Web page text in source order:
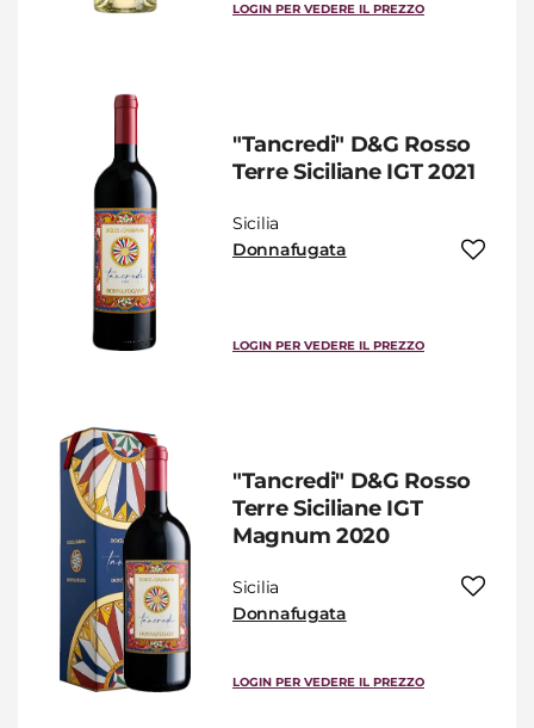
LOGIN PER VEDERE IL PREZZO
"Tancredi" D&G Rosso
Terre Siciliane IGT 2021
Sicilia
Donnafugata
LOGIN PER VEDERE IL PREZZO
"Tancredi" D&G Rosso
Terre Siciliane IGT
Magnum 2020
Sicilia
Donnafugata
LOGIN PER VEDERE IL PREZZO